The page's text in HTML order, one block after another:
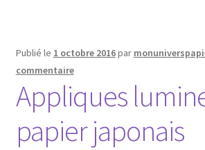
Publié le 1 octobre 2016par
commentaire
Appliques
papier japonais